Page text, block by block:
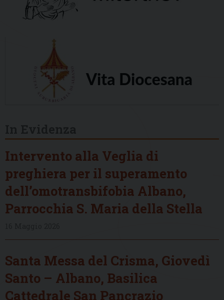
Intervento alla Veglia di
preghiera per il superamento
dell’omotransbifobia Albano,
Parrocchia S. Maria della Stella
Santa Messa del Crisma, Giovedì
Santo – Albano, Basilica
Cattedrale San Pancrazio